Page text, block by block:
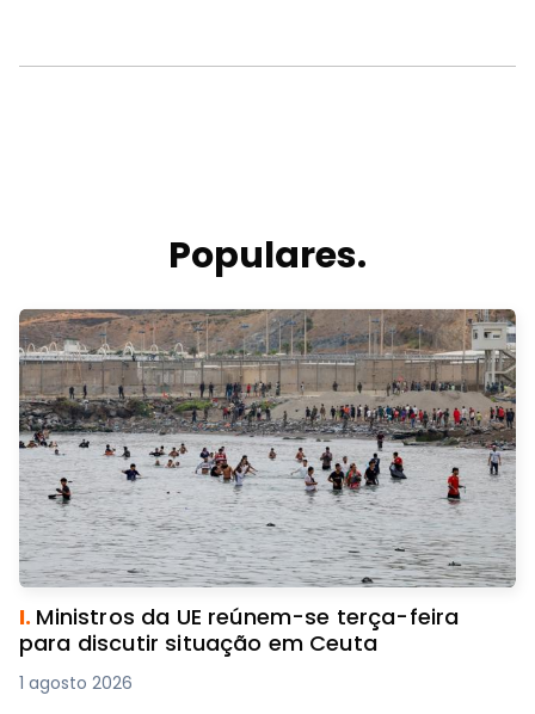
Populares.
I. Ministros da UE reúnem-se terça-feira
para discutir situação em Ceuta
1 agosto 2026